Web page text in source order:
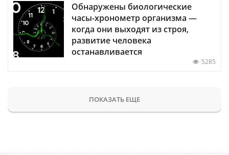
Обнаружены биологические
часы-хронометр организма —
когда они выходят из строя,
развитие человека
останавливается
5285
ПОКАЗАТЬ ЕЩЕ